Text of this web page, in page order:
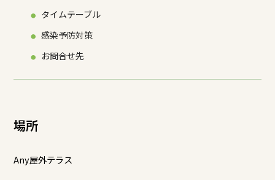
タイムテーブル
感染予防対策
お問合せ先
場所
Any屋外テラス